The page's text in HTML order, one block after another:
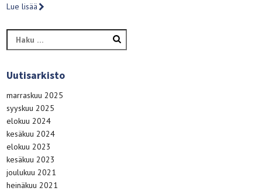
Lue lisää
Haku:
Uutisarkisto
marraskuu 2025
syyskuu 2025
elokuu 2024
kesäkuu 2024
elokuu 2023
kesäkuu 2023
joulukuu 2021
heinäkuu 2021